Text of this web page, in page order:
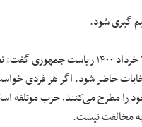
گیری شود.
این فعال اصولگرا درباره رویکرد حزب موتلفه در انتخابات ۲۸
حاضر شود. اگر هر فردی
مطرح می‌کنند، حزب موتلفه
مخالفت نیست.